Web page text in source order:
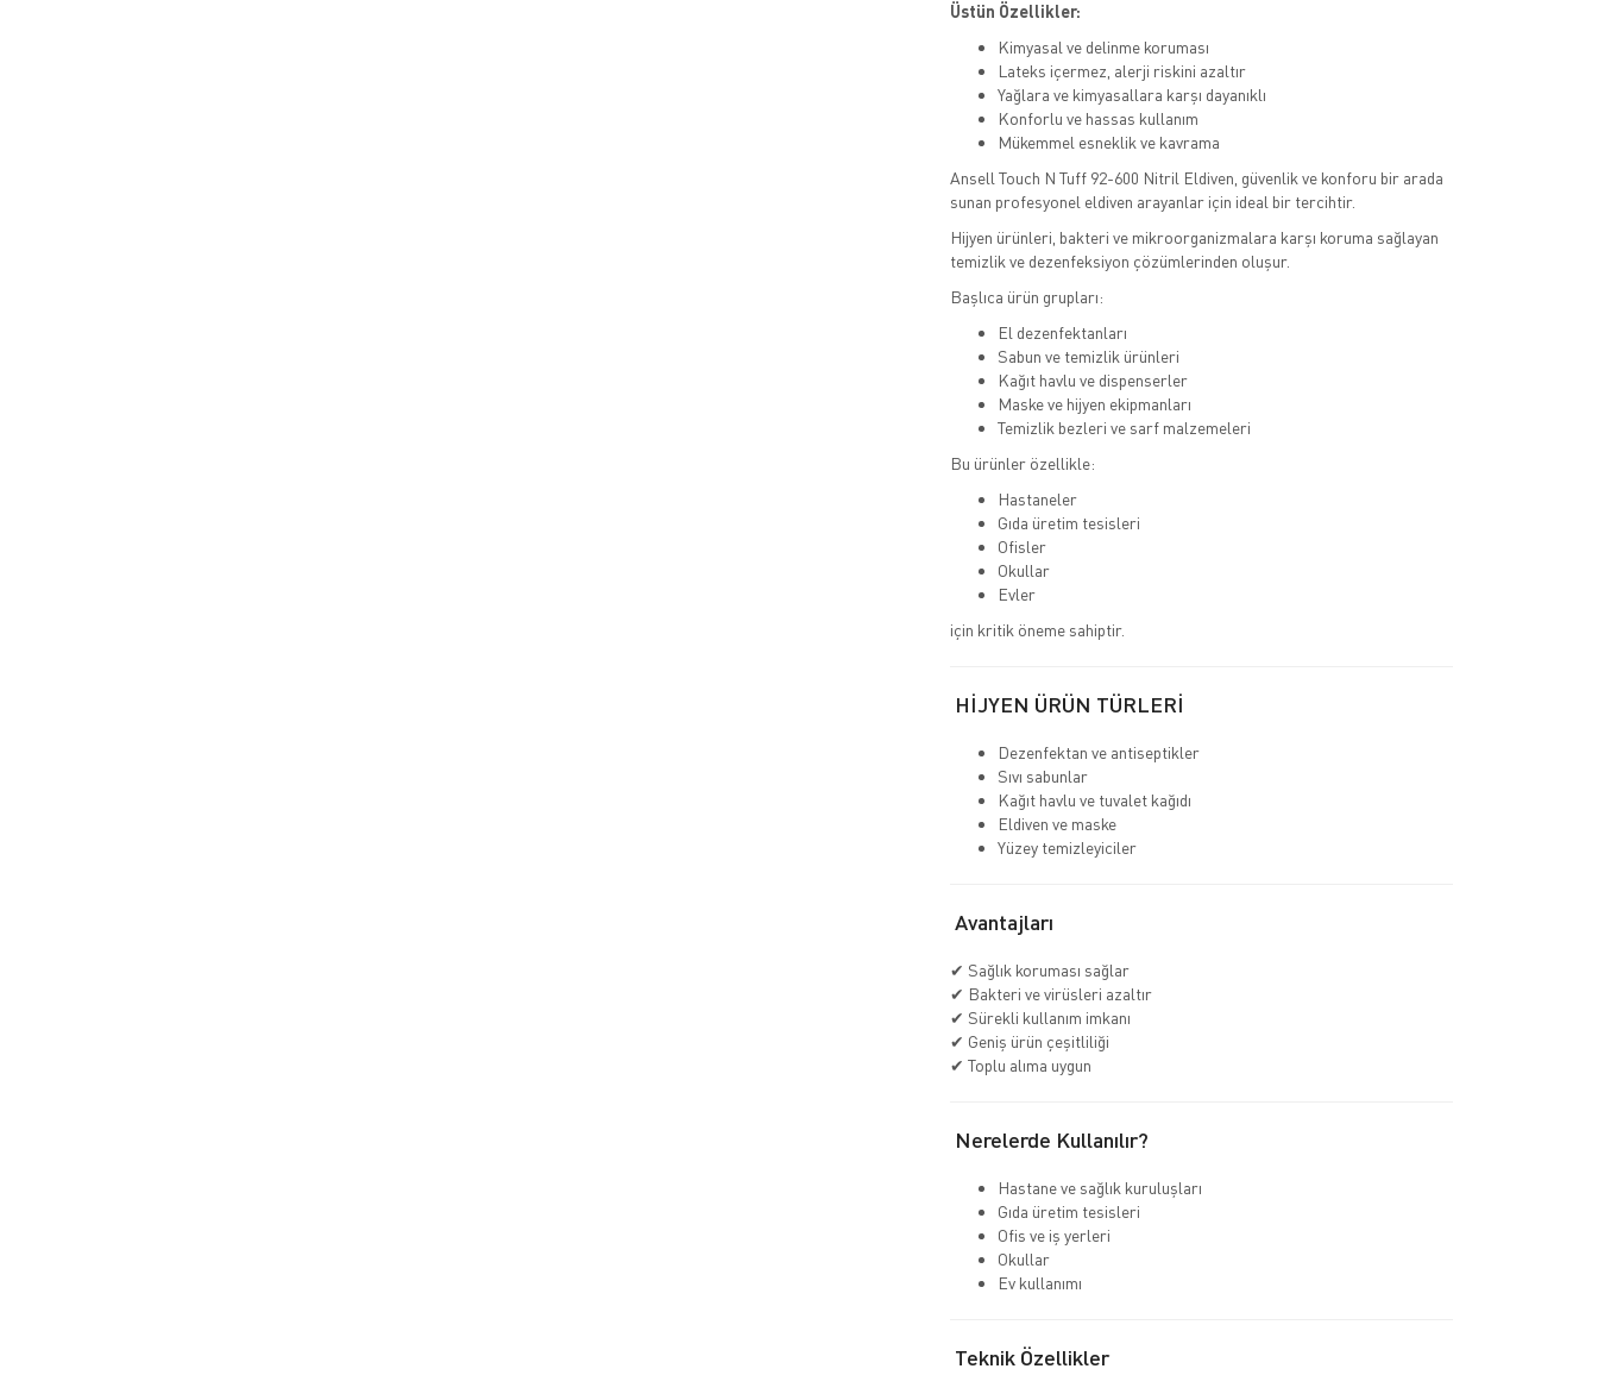
Üstün Özellikler:
Kimyasal ve delinme koruması
Lateks içermez, alerji riskini azaltır
Yağlara ve kimyasallara karşı dayanıklı
Konforlu ve hassas kullanım
Mükemmel esneklik ve kavrama
Ansell Touch N Tuff 92-600 Nitril Eldiven, güvenlik ve konforu bir arada
sunan profesyonel eldiven arayanlar için ideal bir tercihtir.
Hijyen ürünleri, bakteri ve mikroorganizmalara karşı koruma sağlayan
temizlik ve dezenfeksiyon çözümlerinden oluşur.
Başlıca ürün grupları:
El dezenfektanları
Sabun ve temizlik ürünleri
Kağıt havlu ve dispenserler
Maske ve hijyen ekipmanları
Temizlik bezleri ve sarf malzemeleri
Bu ürünler özellikle:
Hastaneler
Gıda üretim tesisleri
Ofisler
Okullar
Evler
için kritik öneme sahiptir.
HİJYEN ÜRÜN TÜRLERİ
Dezenfektan ve antiseptikler
Sıvı sabunlar
Kağıt havlu ve tuvalet kağıdı
Eldiven ve maske
Yüzey temizleyiciler
Avantajları
✔ Sağlık koruması sağlar
✔ Bakteri ve virüsleri azaltır
✔ Sürekli kullanım imkanı
✔ Geniş ürün çeşitliliği
✔ Toplu alıma uygun
Nerelerde Kullanılır?
Hastane ve sağlık kuruluşları
Gıda üretim tesisleri
Ofis ve iş yerleri
Okullar
Ev kullanımı
Teknik Özellikler